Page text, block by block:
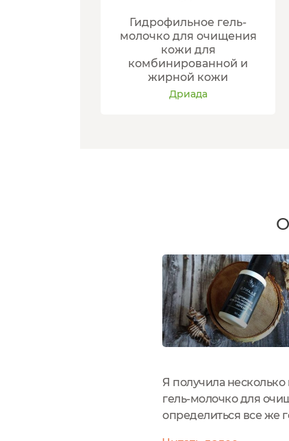
Гидрофильное гель-
молочко для очищения
кожи для
комбинированной и
жирной кожи
Дриада
Я получила
гель-молочко для
определиться все же